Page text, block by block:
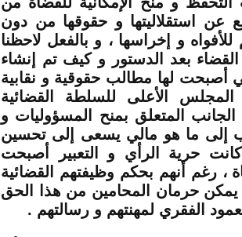
عن استقلاليتها و حقوقها من دون
و إخراسها ، و بالفعل لاحظنا
بعد الدستور و كيف تم إنشاء
أصبحت لها مطالب حقوقية و نقابية
الأعلى للسلطة القضائية
الجانب المتعلق بمنح المسؤوليات و
إلى ما هو مالي يسعى إلى تحسين
كانت حرية الرأي و التعبير أصبحت
، رغم أنهم بحكم وظيفتهم القضائية
يمكن حرمان المحامين من هذا الحق
الفقري لمهنتهم و رسالتهم .